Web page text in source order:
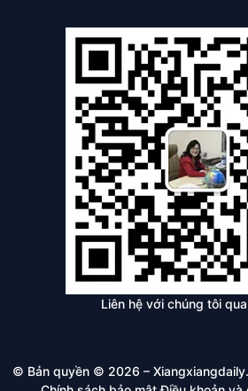
Liên hệ với chúng tôi
© Bản quyền © 2026 –